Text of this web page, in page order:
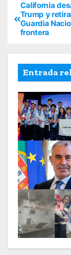
California
Trump y
Guardia
frontera
Entrada